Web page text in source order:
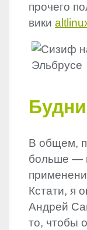
прочего
вики
Будни
В общем,
больше —
Кстати, я
Андрей
то, чтобы